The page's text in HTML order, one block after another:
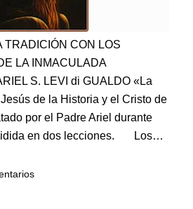
TRADICIÓN CON LOS
LA INMACULADA
S. LEVI di GUALDO «La
de la Historia y el Cristo de
por el Padre Ariel durante
en dos lecciones. Los…